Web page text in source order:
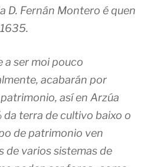
D. Fernán Montero é quen
a ser moi pouco
acabarán por
así en Arzúa
terra de cultivo baixo o
de patrimonio ven
de varios sistemas de